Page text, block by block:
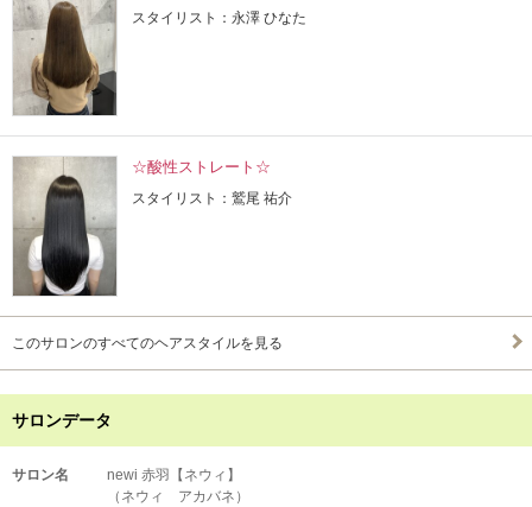
スタイリスト：永澤 ひなた
☆酸性ストレート☆
スタイリスト：鷲尾 祐介
このサロンのすべてのヘアスタイルを見る
サロンデータ
サロン名
newi 赤羽【ネウィ】
（ネウィ アカバネ）